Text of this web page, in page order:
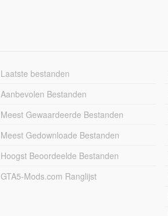
Laatste bestanden
Aanbevolen Bestanden
Meest Gewaardeerde Bestanden
Meest Gedownloade Bestanden
Hoogst Beoordeelde Bestanden
GTA5-Mods.com Ranglijst